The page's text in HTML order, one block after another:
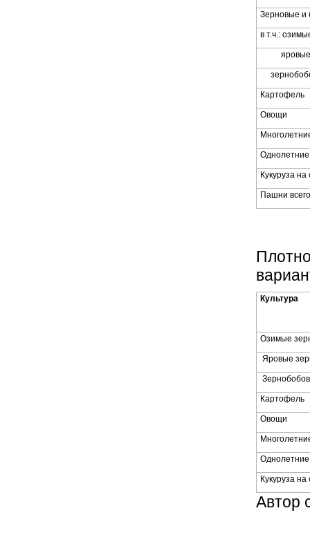
Зерновые и
в т.ч.:
яровые
Картофель
Овощи
Кукуруза
Пашни всего
Культура
Озимые
Яровые
Картофель
Овощи
Кукуруза
Автор